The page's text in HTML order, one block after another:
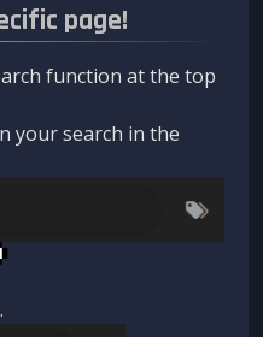
page!
function at the top
your search in the